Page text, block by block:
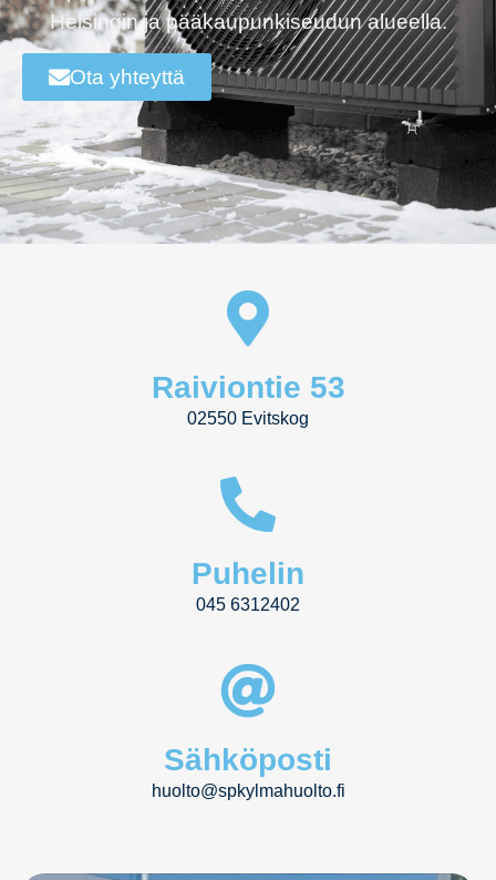
Helsingin ja pääkaupunkiseudun alueella.
Ota yhteyttä
Raiviontie 53
02550 Evitskog
Puhelin
045 6312402
Sähköposti
huolto@spkylmahuolto.fi